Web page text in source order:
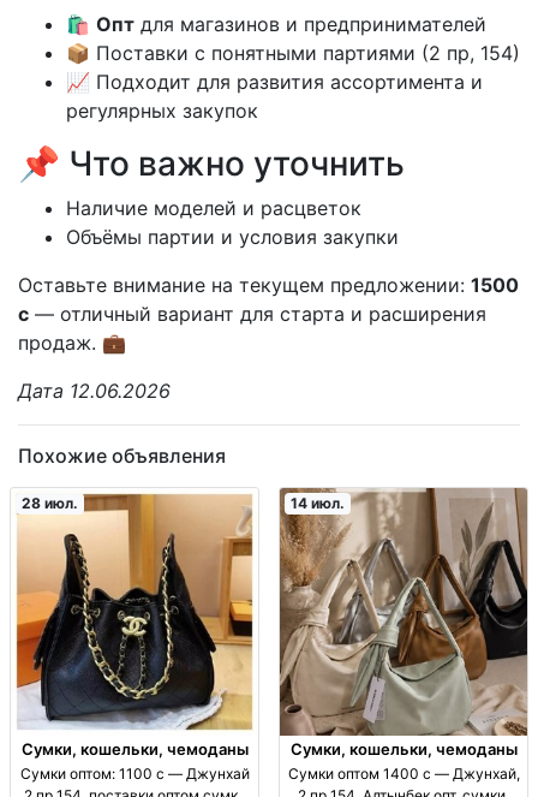
🛍️ Опт для магазинов и предпринимателей
📦 Поставки с понятными партиями (2 пр, 154)
📈 Подходит для развития ассортимента и
регулярных закупок
📌 Что важно уточнить
Наличие моделей и расцветок
Объёмы партии и условия закупки
Оставьте внимание на текущем предложении: 1500
с — отличный вариант для старта и расширения
продаж. 💼
Дата 12.06.2026
Похожие объявления
28 июл.
Сумки, кошельки, чемоданы
Сумки оптом: 1100 с — Джунхай
14 июл.
Сумки, кошельки, чемоданы
Сумки оптом 1400 с — Джунхай,